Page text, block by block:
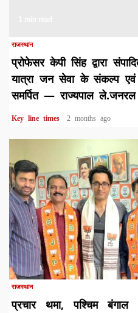
राजस्थान
प्रोफेसर केपी सिंह द्वारा
यात्रा जन सेवा के संकल्प एवं
समर्पित — राज्यपाल ले.जनरल
Key line times 2 months ago
1 min read
राजस्थान
प्रचार थमा, पश्चिम बंगाल